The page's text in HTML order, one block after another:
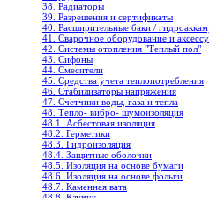
38. Радиаторы
39. Разрешения и сертификаты
40. Расширительные баки /
41. Сварочное оборудование и
42. Системы отопления "Теплый пол"
43. Сифоны
44. Смесители
45. Средства учета теплопотребления
46. Стабилизаторы напряжения
47. Счетчики воды, газа и тепла
48. Тепло- вибро- шумоизоляция
48.1. Асбестовая изоляция
48.2. Герметики
48.3. Гидроизоляция
48.4. Защитные оболочки
48.5. Изоляция на основе бумаги
48.6. Изоляция на основе фольги
48.7. Каменная вата